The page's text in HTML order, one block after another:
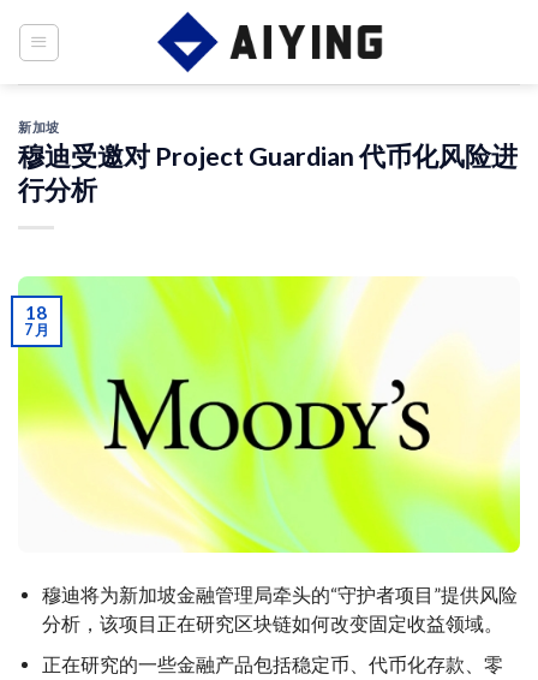
新加坡
穆迪受邀对 Project Guardian 代币化风险进
行分析
18
7 月
穆迪将为新加坡金融管理局牵头的“守护者项目”提供风险
分析，该项目正在研究区块链如何改变固定收益领域。
正在研究的一些金融产品包括稳定币、代币化存款、零